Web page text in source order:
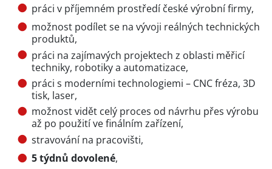
práci v příjemném prostředí české výrobní firmy,
možnost podílet se na vývoji reálných technických
produktů,
práci na zajímavých projektech z oblasti měřicí
techniky, robotiky a automatizace,
práci s moderními technologiemi – CNC fréza, 3D
tisk, laser,
možnost vidět celý proces od návrhu přes výrobu
až po použití ve finálním zařízení,
stravování na pracovišti,
5 týdnů dovolené,